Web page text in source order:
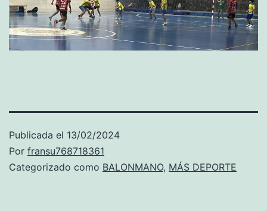
Publicada el 13/02/2024
Por fransu768718361
Categorizado como BALONMANO, MÁS DEPORTE